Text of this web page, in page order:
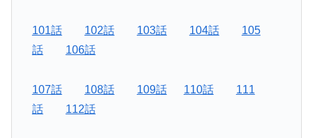
101話 102話 103話 104話
105
話
106話
107話 108話 109話 110話
111
話
112話